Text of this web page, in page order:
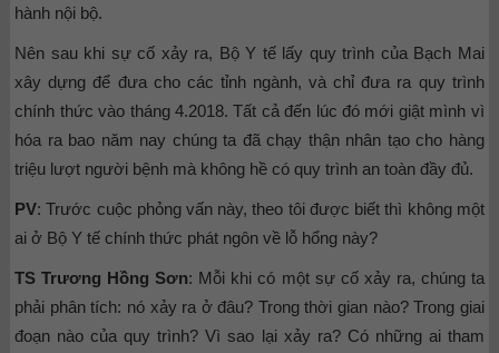
hành nội bộ.
Nên sau khi sự cố xảy ra, Bộ Y tế lấy quy trình của Bạch Mai
xây dựng để đưa cho các tỉnh ngành, và chỉ đưa ra quy trình
chính thức vào tháng 4.2018. Tất cả đến lúc đó mới giật mình vì
hóa ra bao năm nay chúng ta đã chạy thận nhân tạo cho hàng
triệu lượt người bệnh mà không hề có quy trình an toàn đầy đủ.
PV: Trước cuộc phỏng vấn này, theo tôi được biết thì không một
ai ở Bộ Y tế chính thức phát ngôn về lỗ hổng này?
TS Trương Hồng Sơn: Mỗi khi có một sự cố xảy ra, chúng ta
phải phân tích: nó xảy ra ở đâu? Trong thời gian nào? Trong giai
đoạn nào của quy trình? Vì sao lại xảy ra? Có những ai tham